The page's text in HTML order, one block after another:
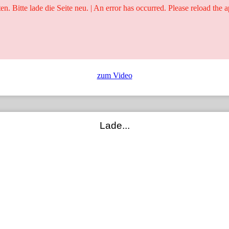
zum Video
Lade...
Bitte lade die Seite neu. | An error has occurred. Please reload the